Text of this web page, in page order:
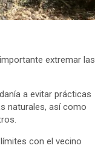
extremar las
a evitar prácticas
naturales, así como
con el vecino